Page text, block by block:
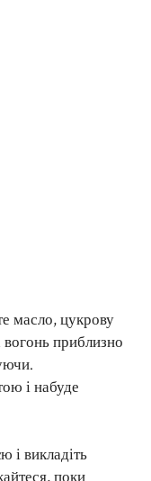
масло, цукрову
приблизно
і набуде
і викладіть